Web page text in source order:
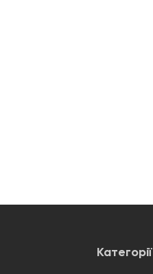
Категорії